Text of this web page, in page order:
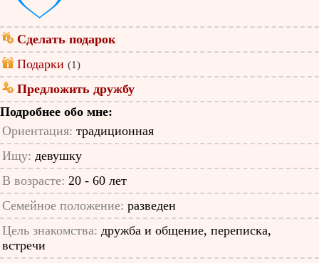
Сделать подарок
Подарки (1)
Предложить дружбу
Подробнее обо мне:
Ориентация: традиционная
Ищу: девушку
В возрасте: 20 - 60 лет
Семейное положение: разведен
Цель знакомства: дружба и общение, переписка,
встречи